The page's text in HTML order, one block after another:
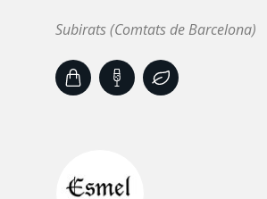
Subirats (Comtats de Barcelona)